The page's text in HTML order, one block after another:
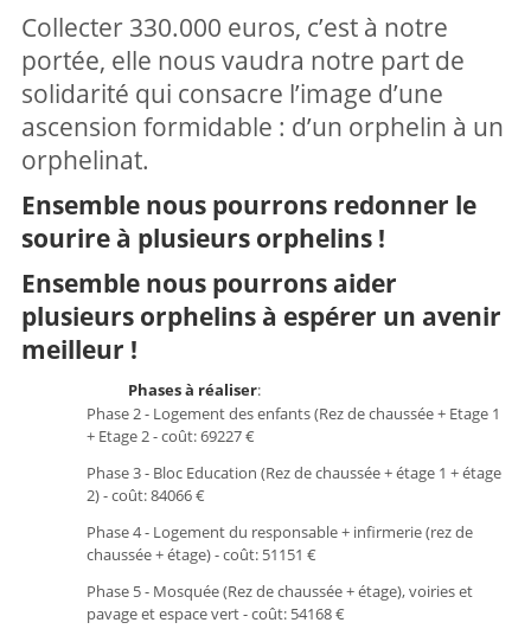
Collecter 330.000 euros, c’est à notre
portée, elle nous vaudra notre part de
solidarité qui consacre l’image d’une
ascension formidable : d’un orphelin à un
orphelinat.
Ensemble nous pourrons redonner le
sourire à plusieurs orphelins !
Ensemble nous pourrons aider
plusieurs orphelins à espérer un avenir
meilleur !
Phases à réaliser:
Phase 2 - Logement des enfants (Rez de chaussée + Etage 1
+ Etage 2 - coût: 69227 €
Phase 3 - Bloc Education (Rez de chaussée + étage 1 + étage
2) - coût: 84066 €
Phase 4 - Logement du responsable + infirmerie (rez de
chaussée + étage) - coût: 51151 €
Phase 5 - Mosquée (Rez de chaussée + étage), voiries et
pavage et espace vert - coût: 54168 €